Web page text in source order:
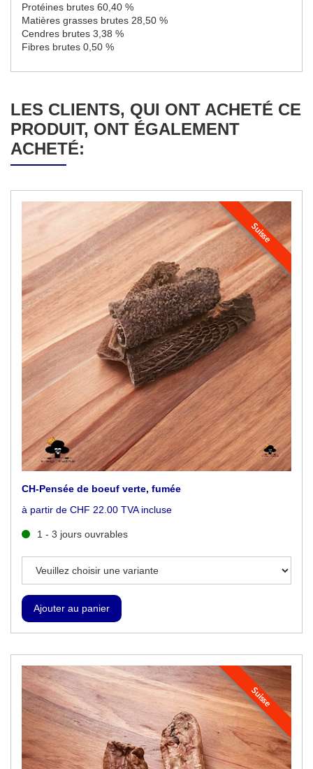
Protéines brutes 60,40 %
Matières grasses brutes 28,50 %
Cendres brutes 3,38 %
Fibres brutes 0,50 %
LES CLIENTS, QUI ONT ACHETÉ CE
PRODUIT, ONT ÉGALEMENT
ACHETÉ:
Suisse
CH-Pensée de boeuf verte, fumée
à partir de CHF 22.00 TVA incluse
1 - 3 jours ouvrables
Suisse